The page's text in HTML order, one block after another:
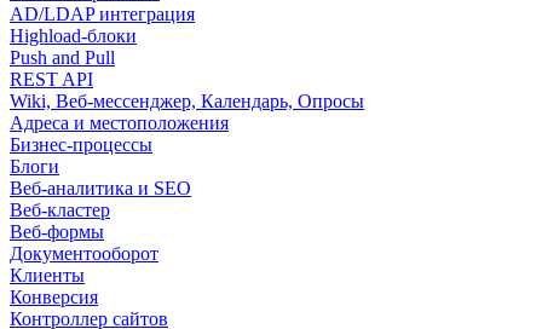
AD/LDAP интеграция
Highload-блоки
Push and Pull
REST API
Wiki, Веб-мессенджер, Календарь, Опросы
Адреса и местоположения
Бизнес-процессы
Блоги
Веб-аналитика и SEO
Веб-кластер
Веб-формы
Документооборот
Клиенты
Конверсия
Контроллер сайтов